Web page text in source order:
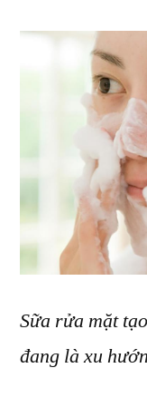
Sữa rửa mặt
đang là xu